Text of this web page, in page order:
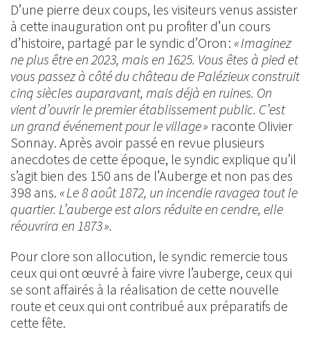
D’une pierre deux coups, les visiteurs venus assister
à cette inauguration ont pu profiter d’un cours
d’histoire, partagé par le syndic d’Oron : « Imaginez
ne plus être en 2023, mais en 1625. Vous êtes à pied et
vous passez à côté du château de Palézieux construit
cinq siècles auparavant, mais déjà en ruines. On
vient d’ouvrir le premier établissement public. C’est
un grand événement pour le village » raconte Olivier
Sonnay. Après avoir passé en revue plusieurs
anecdotes de cette époque, le syndic explique qu’il
s’agit bien des 150 ans de l’Auberge et non pas des
398 ans. « Le 8 août 1872, un incendie ravagea tout le
quartier. L’auberge est alors réduite en cendre, elle
réouvrira en 1873 ».
Pour clore son allocution, le syndic remercie tous
ceux qui ont œuvré à faire vivre l’auberge, ceux qui
se sont affairés à la réalisation de cette nouvelle
route et ceux qui ont contribué aux préparatifs de
cette fête.